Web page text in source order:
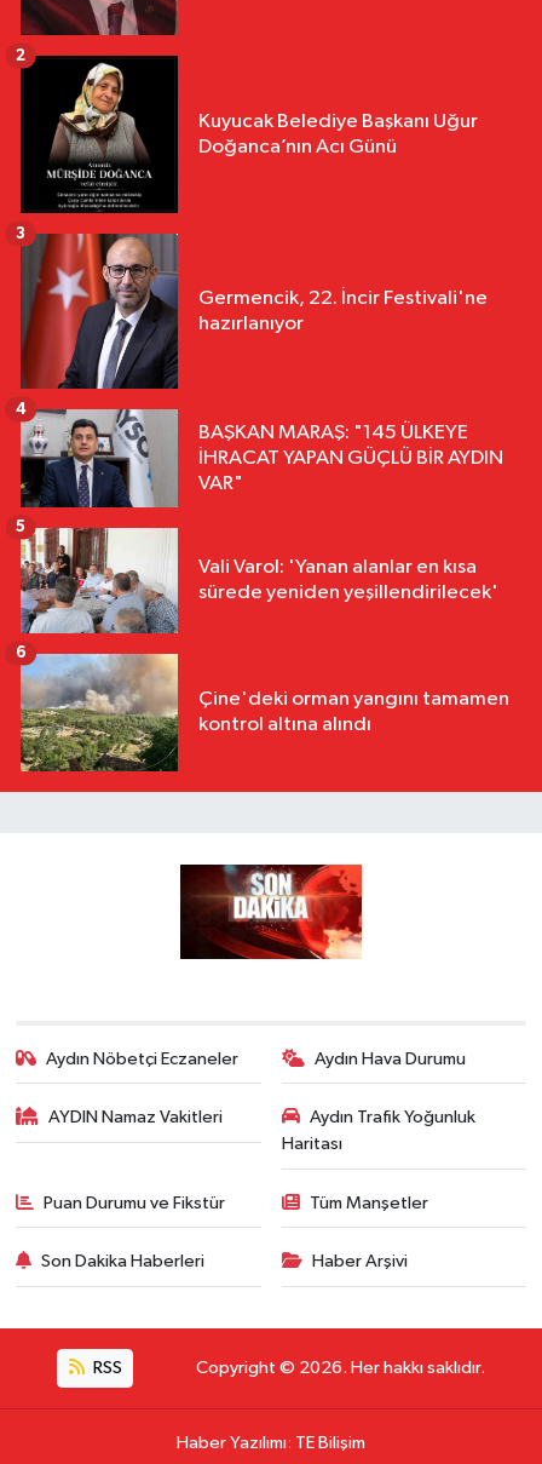
Kuyucak Belediye Başkanı Uğur
Doğanca’nın Acı Günü
2
Germencik, 22. İncir Festivali'ne
hazırlanıyor
3
BAŞKAN MARAŞ: "145 ÜLKEYE
İHRACAT YAPAN GÜÇLÜ BİR AYDIN
VAR"
4
Vali Varol: 'Yanan alanlar en kısa
sürede yeniden yeşillendirilecek'
5
Çine'deki orman yangını tamamen
kontrol altına alındı
6
Aydın Nöbetçi Eczaneler Aydın Hava Durumu
AYDIN Namaz Vakitleri
Aydın Trafik Yoğunluk
Haritası
Puan Durumu ve Fikstür Tüm Manşetler
Son Dakika Haberleri Haber Arşivi
RSS Copyright © 2026. Her hakkı saklıdır.
Haber Yazılımı: TE Bilişim